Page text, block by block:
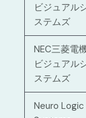
ビジュアル
ステムズ
NEC三菱電
ビジュアル
ステムズ
Neuro Logic